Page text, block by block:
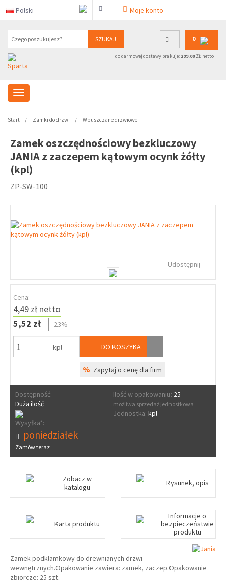
Polski Moje konto
SZUKAJ 0
do darmowej dostawy brakuje: 299.00ZŁ netto
Start Zamki do drzwi Wpuszczane drzwiowe
Zamek oszczędnościowy bezkluczowy
JANIA z zaczepem kątowym ocynk żółty
(kpl)
ZP-SW-100
Udostępnij
Cena:
4,49 zł netto
5,52 zł
23%
kpl DO KOSZYKA
% Zapytaj o cenę dla firm
Dostępność:
Duża ilość
Ilość w opakowaniu: 25
możliwa sprzedaż jednostkowa
Jednostka: kpl
Wysyłka*:
poniedziałek
Zamów teraz
Zobacz w
katalogu
Rysunek, opis
Karta produktu
Informacje o
bezpieczeństwie
produktu
Zamek podklamkowy do drewnianych drzwi
wewnętrznych.Opakowanie zawiera: zamek, zaczep.Opakowanie
zbiorcze: 25 szt.